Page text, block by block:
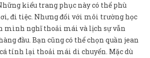
kiểu trang phục này có thể phù
đi tiệc. Nhưng đối với môi trường học
mình nghĩ thoải mái và lịch sự vẫn
đầu. Bạn cũng có thể chọn quần jean
tính lại thoải mái di chuyển. Mặc dù